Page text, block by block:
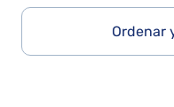
Ordenar